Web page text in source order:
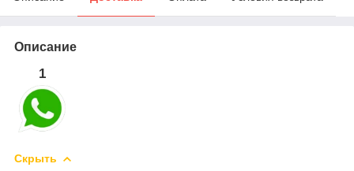
Описание
1
Скрыть